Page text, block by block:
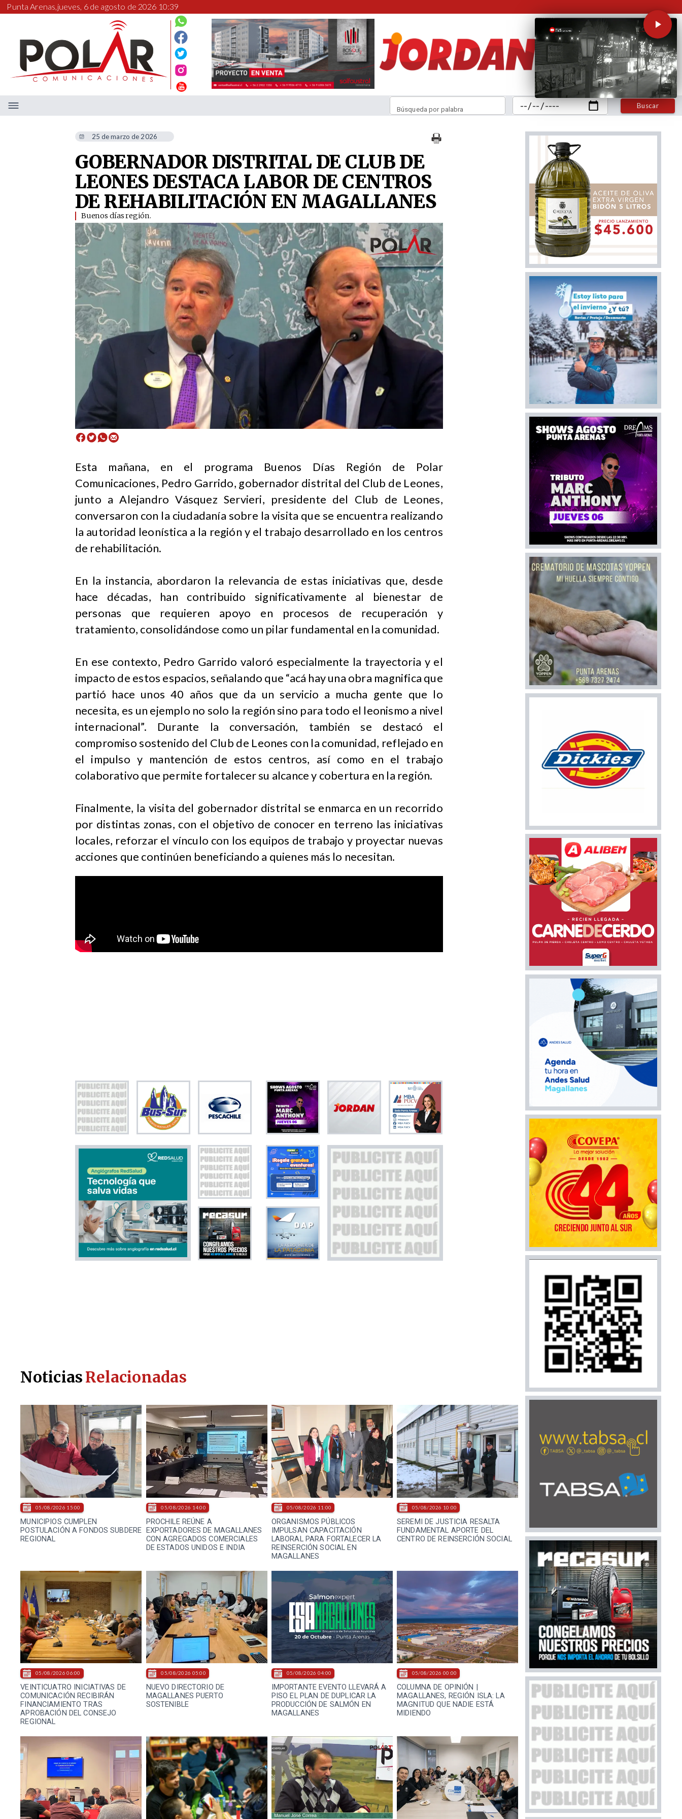
Punta Arenas,jueves, 6 de agosto de 2026 10:39
Buscar
Búsqueda por palabra
25 de marzo de 2026
GOBERNADOR DISTRITAL DE CLUB DE
LEONES DESTACA LABOR DE CENTROS
DE REHABILITACIÓN EN MAGALLANES
Buenos días región.
Esta mañana, en el programa Buenos Días Región de Polar
Comunicaciones, Pedro Garrido, gobernador distrital del Club de Leones,
junto a Alejandro Vásquez Servieri, presidente del Club de Leones,
conversaron con la ciudadanía sobre la visita que se encuentra realizando
la autoridad leonística a la región y el trabajo desarrollado en los centros
de rehabilitación.
En la instancia, abordaron la relevancia de estas iniciativas que, desde
hace décadas, han contribuido significativamente al bienestar de
personas que requieren apoyo en procesos de recuperación y
tratamiento, consolidándose como un pilar fundamental en la comunidad.
En ese contexto, Pedro Garrido valoró especialmente la trayectoria y el
impacto de estos espacios, señalando que “acá hay una obra magnifica que
partió hace unos 40 años que da un servicio a mucha gente que lo
necesita, es un ejemplo no solo la región sino para todo el leonismo a nivel
internacional”. Durante la conversación, también se destacó el
compromiso sostenido del Club de Leones con la comunidad, reflejado en
el impulso y mantención de estos centros, así como en el trabajo
colaborativo que permite fortalecer su alcance y cobertura en la región.
Finalmente, la visita del gobernador distrital se enmarca en un recorrido
por distintas zonas, con el objetivo de conocer en terreno las iniciativas
locales, reforzar el vínculo con los equipos de trabajo y proyectar nuevas
acciones que continúen beneficiando a quienes más lo necesitan.
MUNICIPIOS CUMPLEN
POSTULACIÓN A FONDOS SUBDERE
REGIONAL
05/08/2026 15:00
PROCHILE REÚNE A
EXPORTADORES DE MAGALLANES
CON AGREGADOS COMERCIALES
DE ESTADOS UNIDOS E INDIA
05/08/2026 14:00
ORGANISMOS PÚBLICOS
IMPULSAN CAPACITACIÓN
LABORAL PARA FORTALECER LA
REINSERCIÓN SOCIAL EN
MAGALLANES
05/08/2026 11:00
SEREMI DE JUSTICIA RESALTA
FUNDAMENTAL APORTE DEL
CENTRO DE REINSERCIÓN SOCIAL
05/08/2026 10:00
VEINTICUATRO INICIATIVAS DE
COMUNICACIÓN RECIBIRÁN
FINANCIAMIENTO TRAS
APROBACIÓN DEL CONSEJO
REGIONAL
05/08/2026 06:00
NUEVO DIRECTORIO DE
MAGALLANES PUERTO
SOSTENIBLE
05/08/2026 05:00
IMPORTANTE EVENTO LLEVARÁ A
PISO EL PLAN DE DUPLICAR LA
PRODUCCIÓN DE SALMÓN EN
MAGALLANES
05/08/2026 04:00
COLUMNA DE OPINIÓN |
MAGALLANES, REGIÓN ISLA: LA
MAGNITUD QUE NADIE ESTÁ
MIDIENDO
05/08/2026 00:00
NoticiasRelacionadas